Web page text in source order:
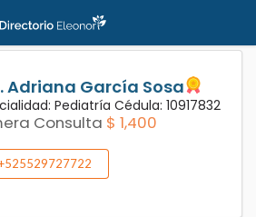
Adriana García Sosa
Pediatría Cédula: 10917832
Consulta $ 1,400